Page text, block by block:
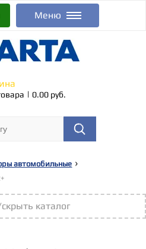
Меню
| 0.00 руб.
автомобильные
каталог